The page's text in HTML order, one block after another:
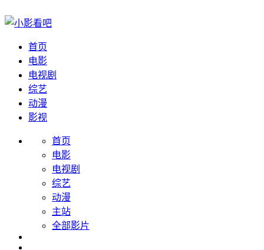
首页
电影
电视剧
综艺
动漫
影视
首页
电影
电视剧
综艺
动漫
主站
全部影片